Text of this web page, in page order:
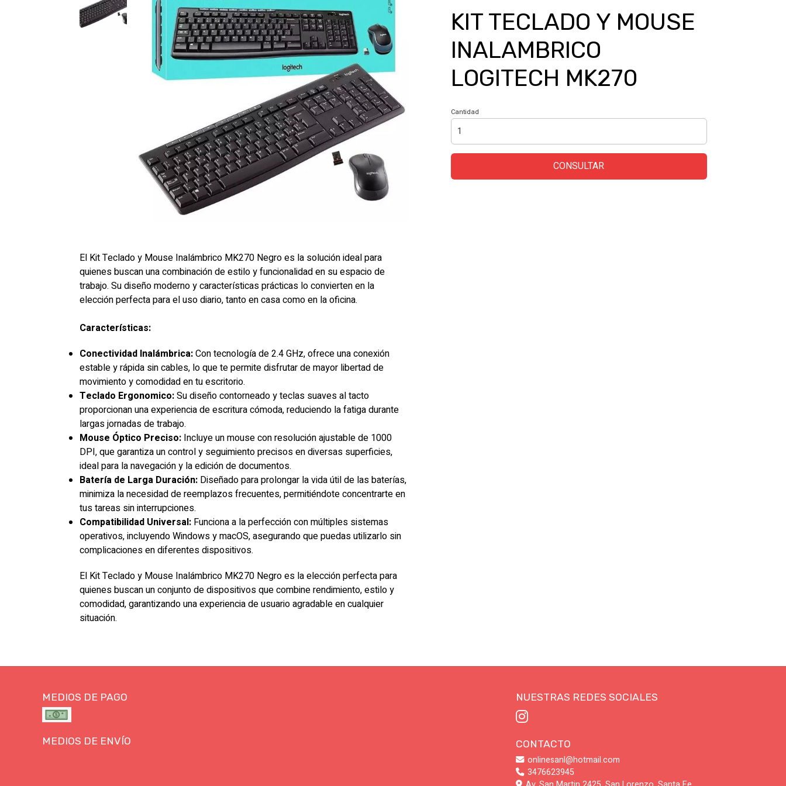
El Kit Teclado y Mouse Inalámbrico MK270 Negro es la solución ideal para
quienes buscan una combinación de estilo y funcionalidad en su espacio de
trabajo. Su diseño moderno y características prácticas lo convierten en la
elección perfecta para el uso diario, tanto en casa como en la oficina.
Características:
Conectividad Inalámbrica:Con tecnología de 2.4 GHz, ofrece una conexión
estable y rápida sin cables, lo que te permite disfrutar de mayor libertad de
movimiento y comodidad en tu escritorio.
Teclado Ergonomico:Su diseño contorneado y teclas suaves al tacto
proporcionan una experiencia de escritura cómoda, reduciendo la fatiga durante
largas jornadas de trabajo.
Mouse Óptico Preciso:Incluye un mouse con resolución ajustable de 1000
DPI, que garantiza un control y seguimiento precisos en diversas superficies,
ideal para la navegación y la edición de documentos.
Batería de Larga Duración:Diseñado para prolongar la vida útil de las baterías,
minimiza la necesidad de reemplazos frecuentes, permitiéndote concentrarte en
tus tareas sin interrupciones.
Compatibilidad Universal:Funciona a la perfección con múltiples sistemas
operativos, incluyendo Windows y macOS, asegurando que puedas utilizarlo sin
complicaciones en diferentes dispositivos.
El Kit Teclado y Mouse Inalámbrico MK270 Negro es la elección perfecta para
quienes buscan un conjunto de dispositivos que combine rendimiento, estilo y
comodidad, garantizando una experiencia de usuario agradable en cualquier
situación.
KIT TECLADO Y MOUSE
INALAMBRICO
LOGITECH MK270
Cantidad
CONSULTAR
MEDIOS DE PAGO
MEDIOS DE ENVÍO
NUESTRAS REDES SOCIALES
CONTACTO
onlinesanl@hotmail.com
3476623945